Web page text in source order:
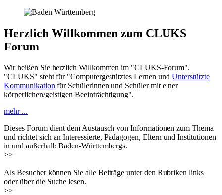
Herzlich Willkommen zum CLUKS
Forum
Wir heißen Sie herzlich Willkommen im "CLUKS-Forum".
"CLUKS" steht für "Computergestütztes Lernen und Unterstützte
Kommunikation für Schülerinnen und Schüler mit einer
körperlichen/geistigen Beeinträchtigung".
mehr ...
Dieses Forum dient dem Austausch von Informationen zum Thema
und richtet sich an Interessierte, Pädagogen, Eltern und Institutionen
in und außerhalb Baden-Württembergs.
>>
Als Besucher können Sie alle Beiträge unter den Rubriken links
oder über die Suche lesen.
>>